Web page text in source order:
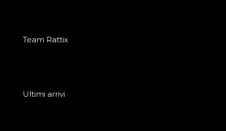
Team Rattix
Ultimi arrivi